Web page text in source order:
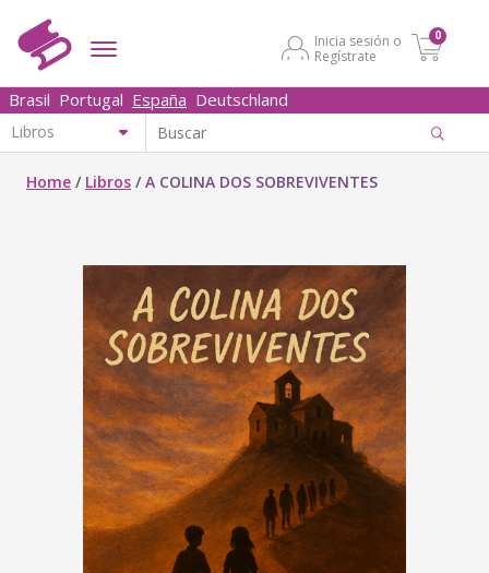
Inicia sesión o
Regístrate
0
Brasil Portugal España Deutschland
Home / Libros /A COLINA DOS SOBREVIVENTES